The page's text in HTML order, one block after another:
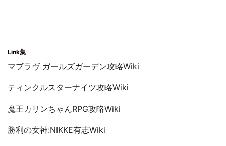
Link集
マブラヴ ガールズガーデン攻略Wiki
ティンクルスターナイツ攻略Wiki
魔王カリンちゃんRPG攻略Wiki
勝利の女神:NIKKE有志Wiki